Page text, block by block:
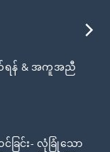
ရန် & အကူအညီ
ခြင်း- လုံခြုံသော